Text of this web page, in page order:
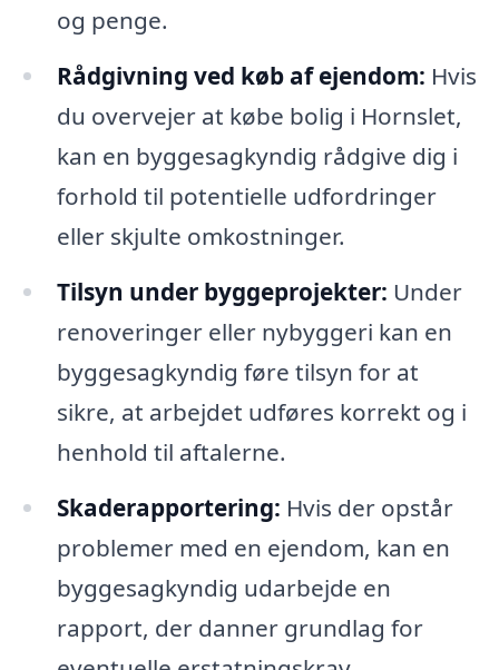
og penge.
Rådgivning ved køb af ejendom: Hvis
du overvejer at købe bolig i Hornslet,
kan en byggesagkyndig rådgive dig i
forhold til potentielle udfordringer
eller skjulte omkostninger.
Tilsyn under byggeprojekter: Under
renoveringer eller nybyggeri kan en
byggesagkyndig føre tilsyn for at
sikre, at arbejdet udføres korrekt og i
henhold til aftalerne.
Skaderapportering: Hvis der opstår
problemer med en ejendom, kan en
byggesagkyndig udarbejde en
rapport, der danner grundlag for